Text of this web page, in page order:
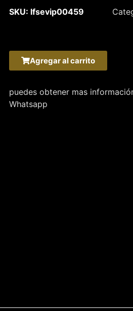
SKU: lfsevip00459
Agregar al carrito
puedes obtener mas
Whatsapp